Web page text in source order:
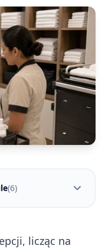
(6)
licząc na